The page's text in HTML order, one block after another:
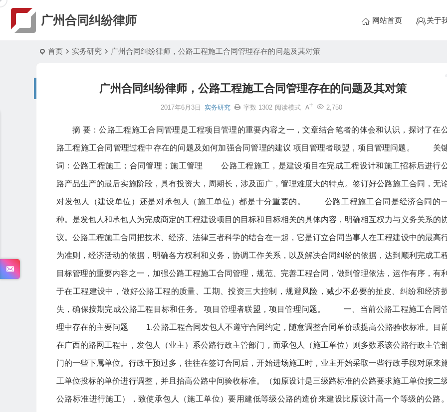
广州合同纠纷律师 网站首页 关于
首页 实务研究 广州合同纠纷律师，公路工程施工合同管理存在的问题及其对策
广州合同纠纷律师，公路工程施工合同管理存在的问题及其对策
2017年6月3日 实务研究 2,750
字数 1302 阅读模式
摘 要：公路工程施工合同管理是工程项目管理的重要内容之一，文章结合笔者的体会和认识，探讨了在
路工程施工合同管理过程中存在的问题及如何加强合同管理的建议 项目管理者联盟，项目管理问题。 关
词：公路工程施工；合同管理；施工管理 公路工程施工，是建设项目在完成工程设计和施工招标后进行
路产品生产的最后实施阶段，具有投资大，周期长，涉及面广，管理难度大的特点。签订好公路施工合同，无
对发包人（建设单位）还是对承包人（施工单位）都是十分重要的。 公路工程施工合同是经济合同的
种。是发包人和承包人为完成商定的工程建设项目的目标和目标相关的具体内容，明确相互权力与义务关系的
议。公路工程施工合同把技术、经济、法律三者科学的结合在一起，它是订立合同当事人在工程建设中的最高
为准则，经济活动的依据，明确各方权利和义务，协调工作关系，以及解决合同纠纷的依据，达到顺利完成工
目标管理的重要内容之一，加强公路工程施工合同管理，规范、完善工程合同，做到管理依法，运作有序，有利
于在工程建设中，做好公路工程的质量、工期、投资三大控制，规避风险，减少不必要的扯皮、纠纷和经济
失，确保按期完成公路工程目标和任务。 项目管理者联盟，项目管理问题。 一、当前公路工程施工合同
理中存在的主要问题 1.公路工程合同发包人不遵守合同约定，随意调整合同单价或提高公路验收标准。目
在广西的路网工程中，发包人（业主）系公路行政主管部门，而承包人（施工单位）则多数系该公路行政主管
门的一些下属单位。行政干预过多，往往在签订合同后，开始进场施工时，业主开始采取一些行政手段对原来
工单位投标的单价进行调整，并且抬高公路中间验收标准。（如原设计是三级路标准的公路要求施工单位按二
公路标准进行施工），致使承包人（施工单位）要用建低等级公路的造价来建设比原设计高一个等级的公路。